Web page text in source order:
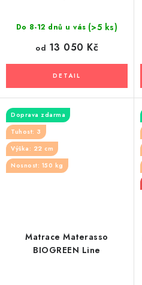
Do 8-12 dnů u vás (>5 ks)
od 13 050 Kč
Matrace Materasso
BIOGREEN Line
Doprava zdarma
Tuhost: 3
Výška: 22 cm
Nosnost: 150 kg